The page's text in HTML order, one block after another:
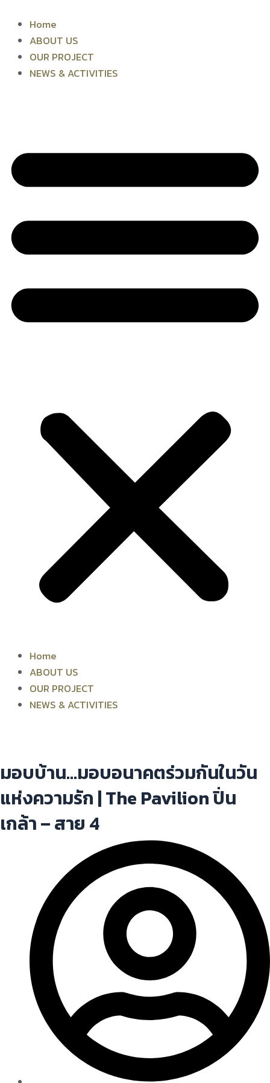
content
Home
ABOUT US
OUR PROJECT
NEWS & ACTIVITIES
Home
ABOUT US
OUR PROJECT
NEWS & ACTIVITIES
มอบบ้าน…มอบอนาคตร่วมกันในวัน
แห่งความรัก | The Pavilion ปิ่น
เกล้า – สาย 4